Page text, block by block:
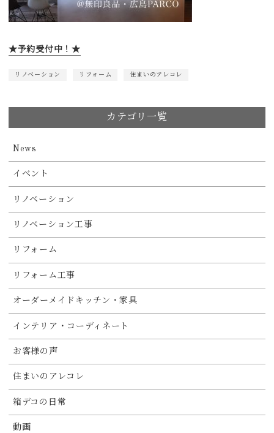
★予約受付中！★
リノベーション リフォーム 住まいのアレコレ
カテゴリ一覧
News
イベント
リノベーション
リノベーション工事
リフォーム
リフォーム工事
オーダーメイドキッチン・家具
インテリア・コーディネート
お客様の声
住まいのアレコレ
箱デコの日常
動画